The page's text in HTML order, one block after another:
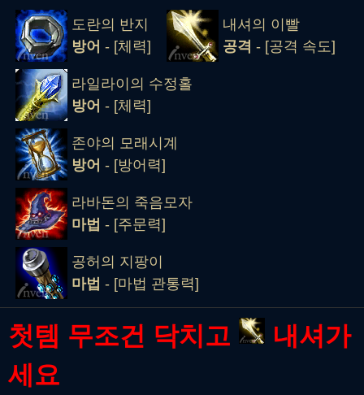
도란의 반지
방어 - [체력]
내셔의 이빨
공격 - [공격 속도]
라일라이의 수정홀
방어 - [체력]
존야의 모래시계
방어 - [방어력]
라바돈의 죽음모자
마법 - [주문력]
공허의 지팡이
마법 - [마법 관통력]
첫템 무조건 닥치고
내셔가
세요